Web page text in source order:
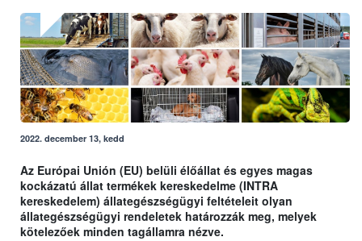
2022. december 13, kedd
Az Európai Unión (EU) belüli élőállat és egyes magas
kockázatú állat termékek kereskedelme (INTRA
kereskedelem) állategészségügyi feltételeit olyan
állategészségügyi rendeletek határozzák meg, melyek
kötelezőek minden tagállamra nézve.